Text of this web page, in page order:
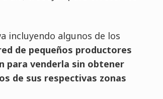
incluyendo algunos de los
de pequeños productores
para venderla sin obtener
de sus respectivas zonas